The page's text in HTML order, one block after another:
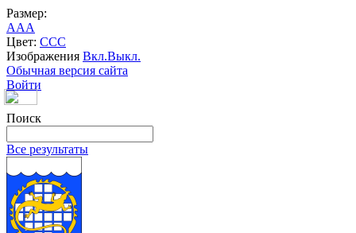
Размер:
AAA
Цвет: CCC
Изображения Вкл.Выкл.
Обычная версия сайта
Войти
Поиск
Все результаты